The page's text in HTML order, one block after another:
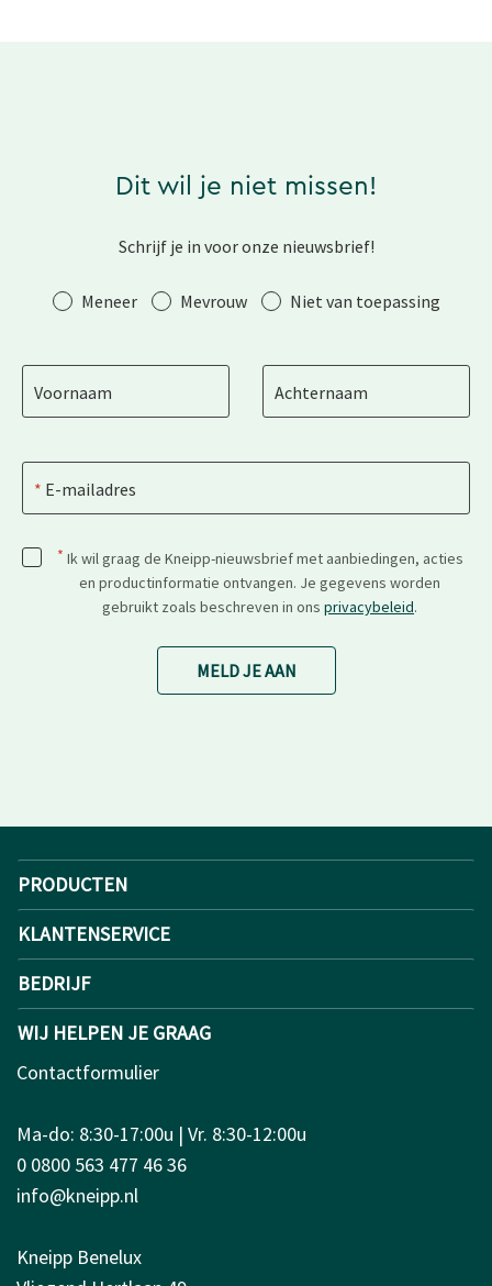
Dit wil je niet missen!
Schrijf je in voor onze nieuwsbrief!
AanhefMeneer Mevrouw Niet van toepassing
Voornaam Achternaam
E-mailadres
* Ik wil graag de Kneipp-nieuwsbrief met aanbiedingen, acties
en productinformatie ontvangen. Je gegevens worden
gebruikt zoals beschreven in ons privacybeleid.
MELD JE AAN
PRODUCTEN
KLANTENSERVICE
BEDRIJF
WIJ HELPEN JE GRAAG
Contactformulier
Ma-do: 8:30-17:00u | Vr. 8:30-12:00u
0 0800 563 477 46 36
info@kneipp.nl
Kneipp Benelux